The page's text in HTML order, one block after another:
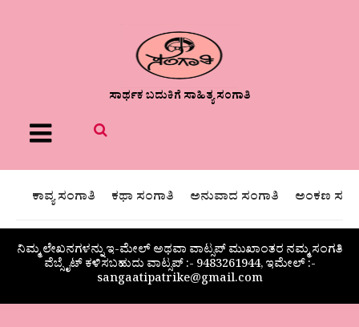
ಸಾರ್ಥಕ ಬದುಕಿಗೆ ಸಾಹಿತ್ಯ ಸಂಗಾತಿ
Menu
ಕಾವ್ಯ ಸಂಗಾತಿ ಕಥಾ ಸಂಗಾತಿ ಅನುವಾದ ಸಂಗಾತಿ ಅಂಕಣ
ನಿಮ್ಮ ಲೇಖನಗಳನ್ನು ಇ-ಮೇಲ್ ಅಥವಾ ವಾಟ್ಸಪ್ ಮುಖಾಂತರ ನಮ್ಮ ಸಂಗತಿ
ವೆಬ್ಸೈಟ್ ಕಳಿಸಬಹುದು ವಾಟ್ಸಪ್‌ :- 9483261944, ಇಮೇಲ್ :-
sangaatipatrike@gmail.com